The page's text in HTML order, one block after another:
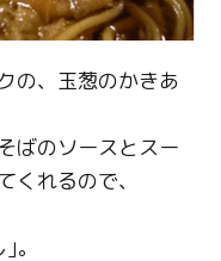
の、玉葱のかきあ
ばのソースとスー
くれるので、
。